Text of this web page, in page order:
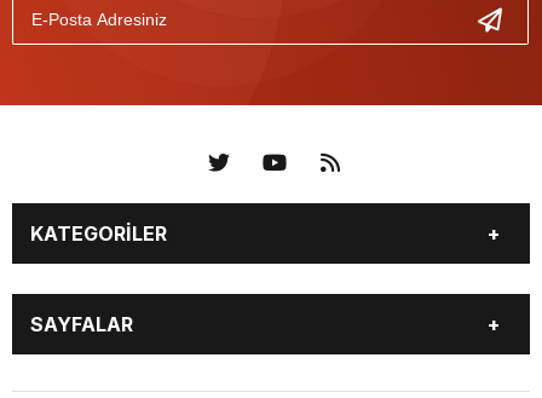
KATEGORİLER
KÜNYE BİZE ULAŞIN
SAYFALAR